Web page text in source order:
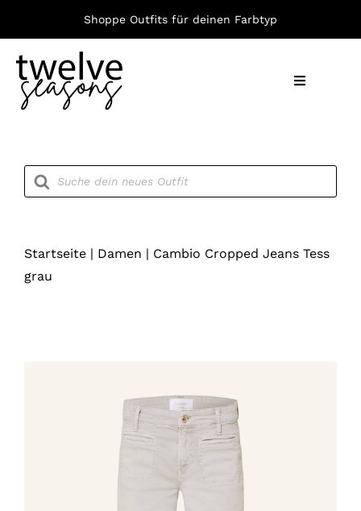
springen
Shoppe Outfits für deinen Farbtyp
Toggle
Products
search
Startseite| Damen | Cambio Cropped Jeans Tess
grau